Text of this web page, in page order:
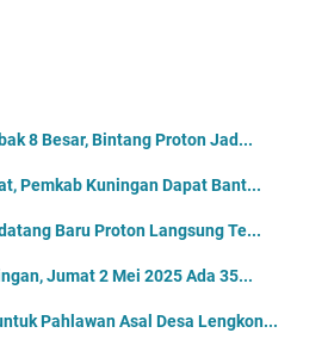
8 Besar, Bintang Proton Jad...
Pemkab Kuningan Dapat Bant...
Baru Proton Langsung Te...
Jumat 2 Mei 2025 Ada 35...
Pahlawan Asal Desa Lengkon...